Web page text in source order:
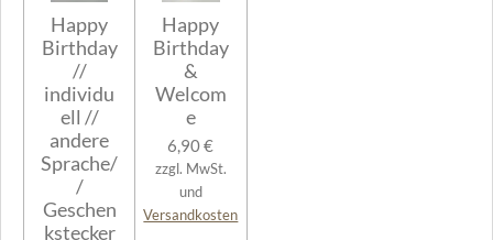
Happy
Birthday
//
individu
ell //
andere
Sprache/
/
Geschen
kstecker
Happy
Birthday
&
Welcom
e
6,90 €
zzgl. MwSt.
und
Versandkosten